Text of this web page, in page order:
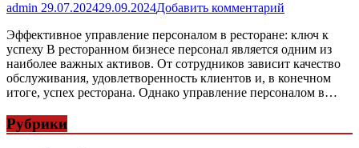
admin 29.07.202429.09.2024Добавить комментарий
Эффективное управление персоналом в ресторане: ключ к
успеху В ресторанном бизнесе персонал является одним из
наиболее важных активов. От сотрудников зависит качество
обслуживания, удовлетворенность клиентов и, в конечном
итоге, успех ресторана. Однако управление персоналом в…
Рубрики